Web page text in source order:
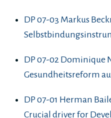
DP 07-03 Markus
DP 07-02 Dominique
Gesundheitsreform
DP 07-01 Herman
Crucial driver for